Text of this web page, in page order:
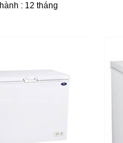
: 12 tháng